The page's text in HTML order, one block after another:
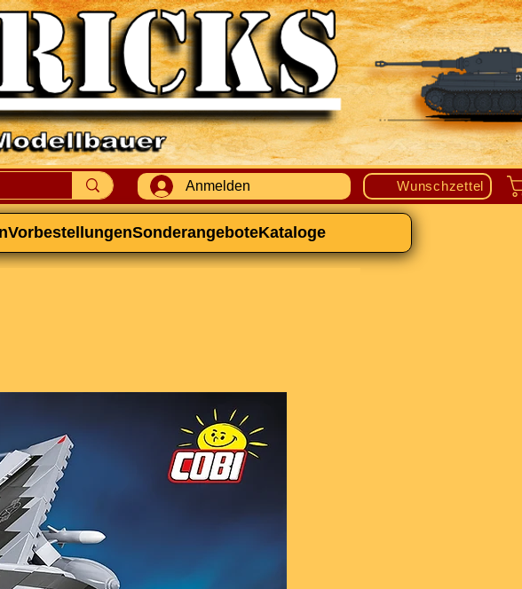
Anmelden Wunschzettel
VorbestellungenSonderangeboteKataloge